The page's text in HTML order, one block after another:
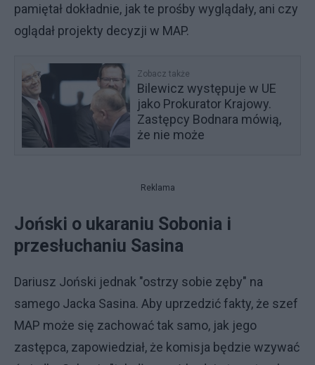
pamiętał dokładnie, jak te prośby wyglądały, ani czy
oglądał projekty decyzji w MAP.
Zobacz także
Bilewicz występuje w UE
jako Prokurator Krajowy.
Zastępcy Bodnara mówią,
że nie może
Reklama
Joński o ukaraniu Sobonia i
przesłuchaniu Sasina
Dariusz Joński jednak "ostrzy sobie zęby" na
samego Jacka Sasina. Aby uprzedzić fakty, że szef
MAP może się zachować tak samo, jak jego
zastępca, zapowiedział, że komisja będzie wzywać